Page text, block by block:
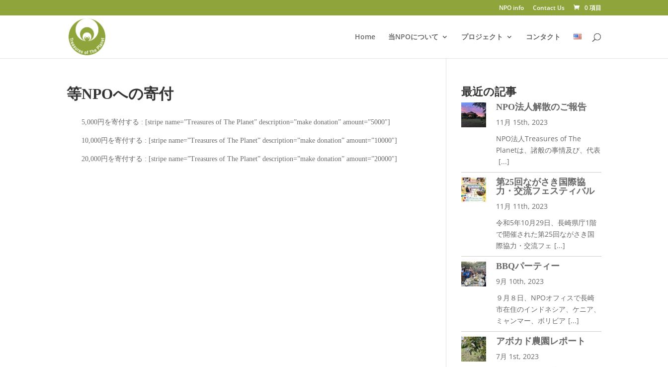
NPO info Contact Us 0 項目
Home 当NPOについて プロジェクト コンタクト
等NPOへの寄付
5,000円を寄付する : [stripe name=”Treasures of The Planet” description=”make donation” amount=”5000″]
10,000円を寄付する : [stripe name=”Treasures of The Planet” description=”make donation” amount=”10000″]
20,000円を寄付する : [stripe name=”Treasures of The Planet” description=”make donation” amount=”20000″]
最近の記事
NPO法人解散のご報告
11月 15th, 2023
NPO法人Treasures of The
Planetは、諸般の事情及び、代表
[...]
第25回ながさき国際協
力・交流フェスティバル
11月 11th, 2023
令和5年10月29日、長崎県庁1階
で開催された第25回ながさき国
際協力・交流フェ [...]
BBQパーティー
9月 10th, 2023
９月８日、NPOオフィスで長崎
市在住のインドネシア、ケニア、
ミャンマー、ボリビア [...]
アボカド農園レポート
7月 1st, 2023